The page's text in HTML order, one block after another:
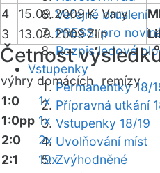
Veřejné bruslení
PRESS: pro
Rozpis ledové
Vstupenky
Permanentky 18/
Přípravná utkání
Vstupenky 18/19
Uvolňování míst
Zvýhodněné
4
15.09.2009K. Vary
3
13.09.2009Zlín
Četnost
výhry domácích
1:0
1x
1:0pp 1x
2:0
2x
2:1
19x